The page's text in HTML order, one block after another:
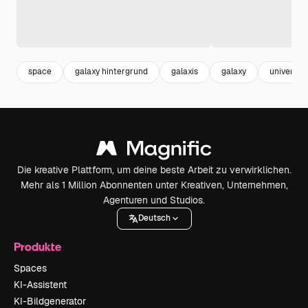
space galaxy hintergrund galaxis galaxy
Die kreative Plattform, um deine beste Arbeit zu verwirklichen.
Mehr als 1 Million Abonnenten unter Kreativen, Unternehmen,
Agenturen und Studios.
Deutsch
Produkte
Spaces
KI-Assistent
KI-Bildgenerator